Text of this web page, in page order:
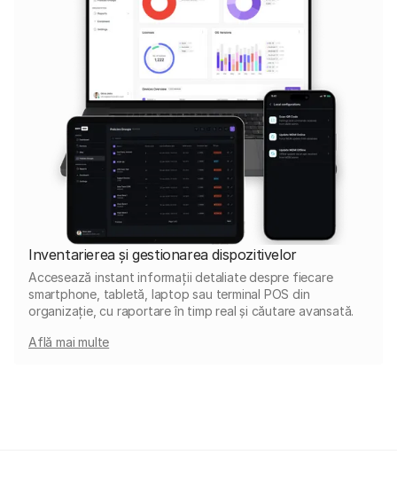
Inventarierea și gestionarea dispozitivelor
Accesează instant informații detaliate despre fiecare
smartphone, tabletă, laptop sau terminal POS din
organizație, cu raportare în timp real și căutare avansată.
Află mai multe